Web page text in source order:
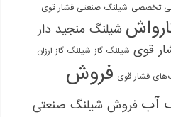
تخصصی شیلنگ صنعتی فشار قوی
شیلنگ منجید دار
قوی شیلنگ گاز شیلنگ گاز ارزان
فشار قوی فروش
آب فروش شیلنگ صنعتی